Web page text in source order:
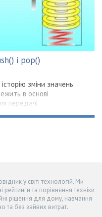
і pop()
зміни значень
в основі
передачі
у світі технологій. Ми
рейтинги та порівняння техніки
рішення для дому, навчання
та без зайвих витрат.